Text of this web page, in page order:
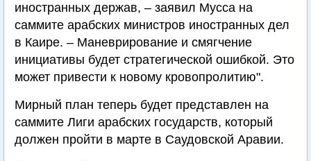
иностранных держав, – заявил Мусса на
саммите арабских министров иностранных дел
в Каире. – Маневрирование и смягчение
инициативы будет стратегической ошибкой. Это
может привести к новому кровопролитию".
Мирный план теперь будет представлен на
саммите Лиги арабских государств, который
должен пройти в марте в Саудовской Аравии.